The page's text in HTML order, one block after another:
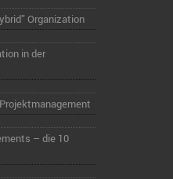
Organization
in der
– die 10